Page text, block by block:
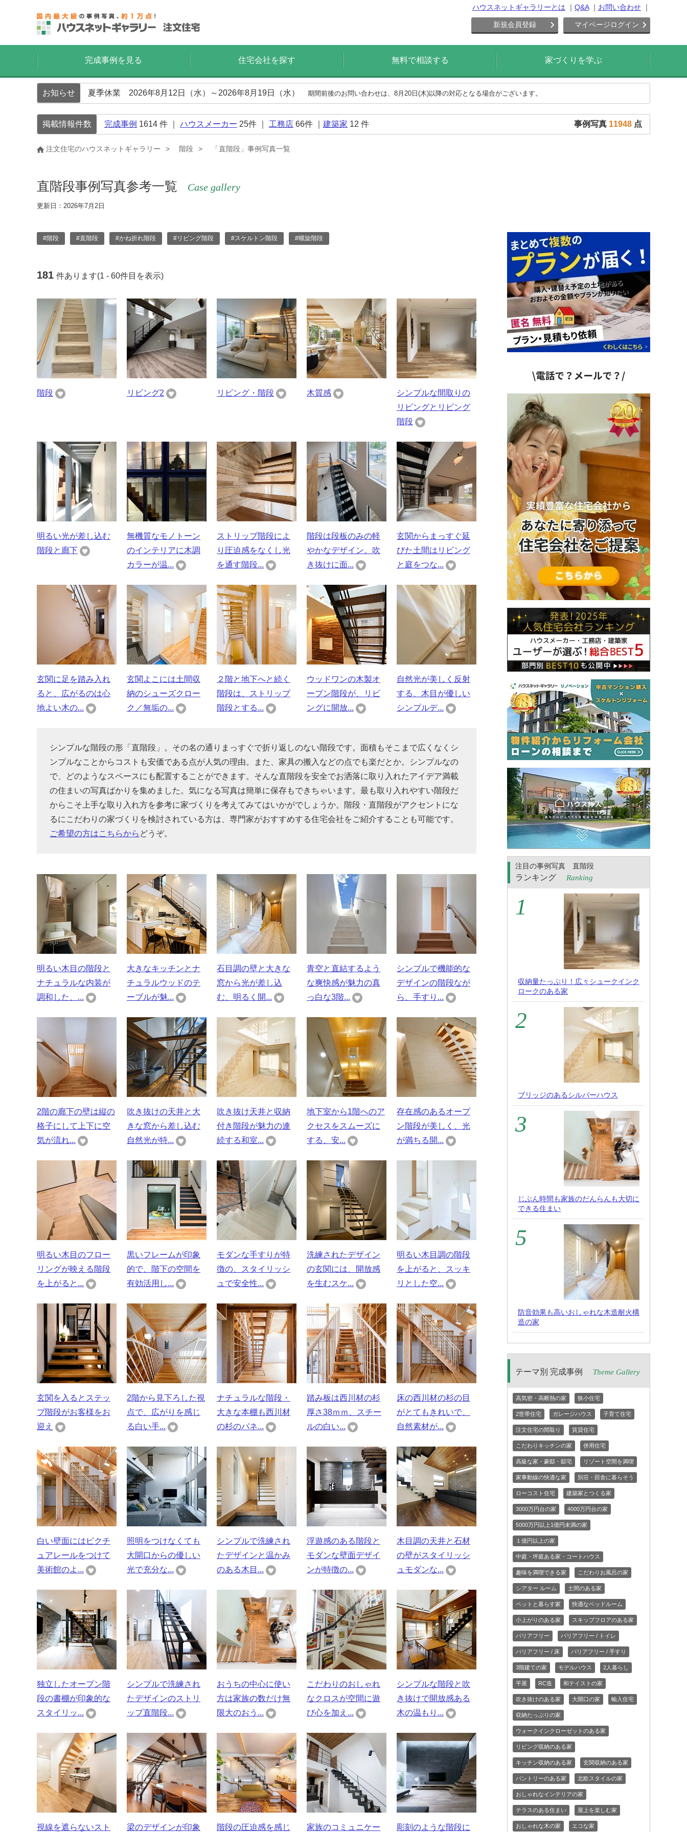
ハウスネットギャラリーとは Q&A お問い合わせ
新規会員登録 マイページログイン
完成事例を見る 住宅会社を探す 無料で相談する 家づくりを学ぶ
お知らせ 夏季休業 2026年8月12日（水）～2026年8月19日（水） 期間前後のお問い合わせは、8月20日(木)以降の対応となる場合がございます。
掲載情報件数 完成事例 1614 件 ｜ ハウスメーカー 25件 ｜ 工務店 66件 ｜ 建築家 12 件 事例写真 11948 点
注文住宅のハウスネットギャラリー 階段 「直階段」事例写真一覧
直階段事例写真参考一覧 Case gallery
更新日：2026年7月2日
#階段 #直階段 #かね折れ階段 #リビング階段 #スケルトン階段 #螺旋階段
181 件あります(1 - 60件目を表示)
階段 リビング2 リビング・階段 木質感
シンプルな間取りの
リビングとリビング
階段
明るい光が差し込む
階段と廊下
無機質なモノトーン
のインテリアに木調
カラーが温...
ストリップ階段によ
り圧迫感をなくし光
を通す階段...
階段は段板のみの軽
やかなデザイン。吹
き抜けに面...
玄関からまっすぐ延
びた土間はリビング
と庭をつな...
玄関に足を踏み入れ
ると、広がるのは心
地よい木の...
玄関よこには土間収
納のシューズクロー
ク／無垢の...
２階と地下へと続く
階段は、ストリップ
階段とする...
ウッドワンの木製オ
ープン階段が、リビ
ングに開放...
自然光が美しく反射
する、木目が優しい
シンプルデ...
シンプルな階段の形「直階段」。その名の通りまっすぐで折り返しのない階段です。面積もそこまで広くなくシ
ンプルなことからコストも安価である点が人気の理由。また、家具の搬入などの点でも楽だとか。シンプルなの
で、どのようなスペースにも配置することができます。そんな直階段を安全でお洒落に取り入れたアイデア満載
の住まいの写真ばかりを集めました。気になる写真は簡単に保存もできちゃいます。最も取り入れやすい階段だ
からこそ上手な取り入れ方を参考に家づくりを考えてみてはいかがでしょうか。階段・直階段がアクセントにな
るにこだわりの家づくりを検討されている方は、専門家がおすすめする住宅会社をご紹介することも可能です。
ご希望の方はこちらから どうぞ。
明るい木目の階段と
ナチュラルな内装が
調和した、...
大きなキッチンとナ
チュラルウッドのテ
ーブルが魅...
石目調の壁と大きな
窓から光が差し込
む、明るく開...
青空と直結するよう
な爽快感が魅力の真
っ白な3階...
シンプルで機能的な
デザインの階段なが
ら、手すり...
2階の廊下の壁は縦の
格子にして上下に空
気が流れ...
吹き抜けの天井と大
きな窓から差し込む
自然光が特...
吹き抜け天井と収納
付き階段が魅力の連
続する和室...
地下室から1階へのア
クセスをスムーズに
する、安...
存在感のあるオープ
ン階段が美しく、光
が満ちる開...
明るい木目のフロー
リングが映える階段
を上がると...
黒いフレームが印象
的で、階下の空間を
有効活用し...
モダンな手すりが特
徴の、スタイリッシ
ュで安全性...
洗練されたデザイン
の玄関には、開放感
を生むスケ...
明るい木目調の階段
を上がると、スッキ
リとした空...
玄関を入るとステッ
プ階段がお客様をお
迎え
2階から見下ろした視
点で、広がりを感じ
る白い手...
ナチュラルな階段・
大きな本棚も西川材
の杉のパネ...
踏み板は西川材の杉
厚さ38ｍｍ、スチー
ルの白い...
床の西川材の杉の目
がとてもきれいで、
自然素材が...
白い壁面にはピクチ
ュアレールをつけて
美術館のよ...
照明をつけなくても
大開口からの優しい
光で充分な...
シンプルで洗練され
たデザインと温かみ
のある木目...
浮遊感のある階段と
モダンな壁面デザイ
ンが特徴の...
木目調の天井と石材
の壁がスタイリッシ
ュモダンな...
独立したオープン階
段の書棚が印象的な
スタイリッ...
シンプルで洗練され
たデザインのストリ
ップ直階段...
おうちの中心に使い
方は家族の数だけ無
限大のおう...
こだわりのおしゃれ
なクロスが空間に遊
び心を加え...
シンプルな階段と吹
き抜けで開放感ある
木の温もり...
視線を遮らないスト 梁のデザインが印象 階段の圧迫感を感じ 家族のコミュニケー 彫刻のような階段に
注目の事例写真 直階段
ランキング Ranking
収納量たっぷり！広々シュークインク
ロークのある家
ブリッジのあるシルバーハウス
じぶん時間も家族のだんらんも大切に
できる住まい
防音効果も高いおしゃれな木造耐火構
造の家
テーマ別 完成事例 Theme Gallery
高気密・高断熱の家 狭小住宅
2世帯住宅 ガレージハウス 子育て住宅
注文住宅の間取り 賃貸住宅
こだわりキッチンの家 併用住宅
高級な家・豪邸・邸宅 リゾート空間を満喫
家事動線の快適な家 別荘・田舎に暮らそう
ローコスト住宅 建築家とつくる家
3000万円台の家 4000万円台の家
5000万円以上1億円未満の家
１億円以上の家
中庭・坪庭ある家・コートハウス
趣味を満喫できる家 こだわりお風呂の家
シアター ルーム 土間のある家
ペットと暮らす家 快適なベッドルーム
小上がりのある家 スキップフロアのある家
バリアフリー バリアフリー / トイレ
バリアフリー / 床 バリアフリー / 手すり
3階建ての家 モデルハウス 2人暮らし
平屋 RC造 和テイストの家
吹き抜けのある家 大開口の家 輸入住宅
収納たっぷりの家
ウォークインクローゼットのある家
リビング収納のある家
キッチン収納のある家 玄関収納のある家
パントリーのある家 北欧スタイルの家
おしゃれなインテリアの家
テラスのある住まい 屋上を楽しむ家
おしゃれな木の家 エコな家